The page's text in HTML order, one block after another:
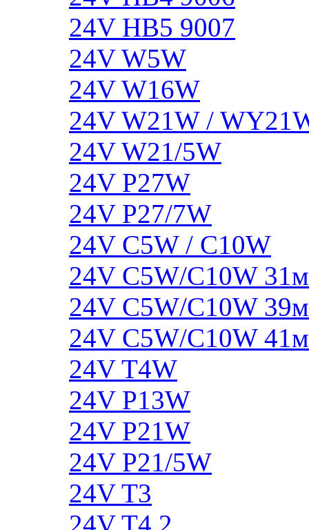
24V HB5 9007
24V W5W
24V W16W
24V W21W /
24V W21/5W
24V P27W
24V P27/7W
24V C5W / C10W
24V C5W/C10W
24V C5W/C10W
24V C5W/C10W
24V T4W
24V P13W
24V P21W
24V P21/5W
24V T3